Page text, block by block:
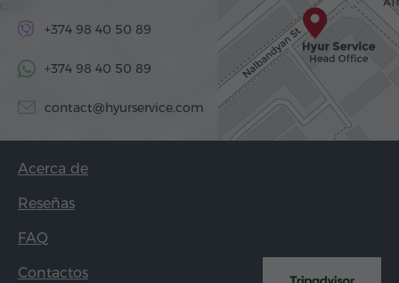
+374 98 40 50 89
+374 98 40 50 89
contact@hyurservice.com
Acerca de
Reseñas
FAQ
Contactos